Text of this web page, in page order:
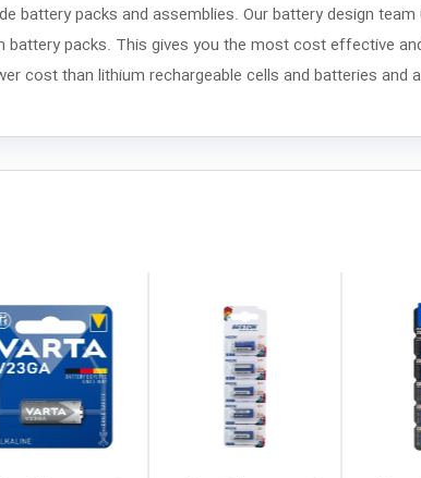
battery packs and assemblies. Our battery design
packs. This gives you the most cost effective
cost than lithium rechargeable cells and batteries and